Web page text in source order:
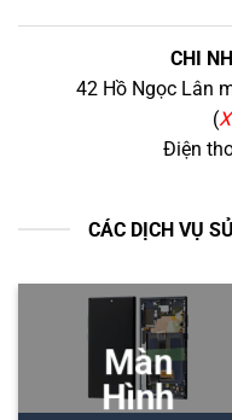
CHI
42 Hồ Ngọc Lân
(
Điện
CÁC DỊCH VỤ
Màn
Hình